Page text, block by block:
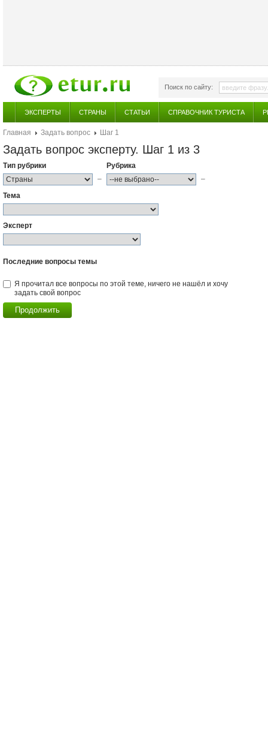
Поиск по сайту:
ЭКСПЕРТЫ СТРАНЫ СТАТЬИ СПРАВОЧНИК ТУРИСТА
Главная Задать вопрос Шаг 1
Задать вопрос эксперту. Шаг 1 из 3
Тип рубрики
–
Рубрика
–
Тема
Эксперт
Последние вопросы темы
Я прочитал все вопросы по этой теме, ничего не нашёл и хочу
задать свой вопрос
Продолжить